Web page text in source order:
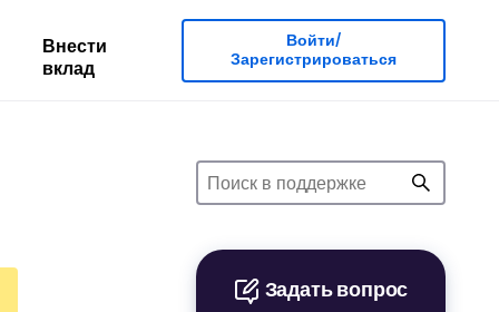
Внести
вклад
Войти/
Зарегистрироваться
Задать вопрос